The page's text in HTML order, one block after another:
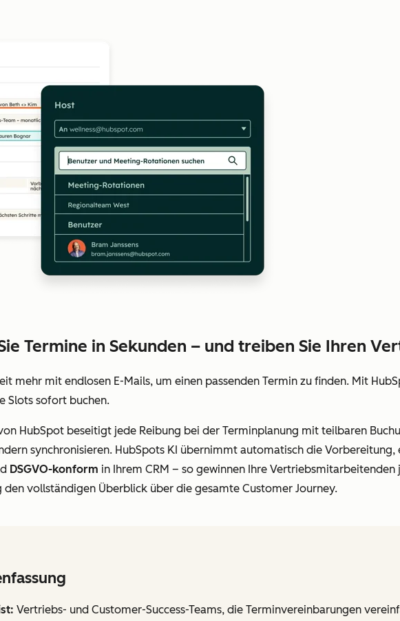
Termine in Sekunden – und treiben Sie Ihren
mehr mit endlosen E-Mails, um einen passenden Termin zu finden. Mit
Slots sofort buchen.
HubSpot beseitigt jede Reibung bei der Terminplanung mit teilbaren
synchronisieren. HubSpots KI übernimmt automatisch die
DSGVO-konform in Ihrem CRM – so gewinnen Ihre
vollständigen Überblick über die gesamte Customer Journey.
Vertriebs- und Customer-Success-Teams, die Terminvereinbarungen